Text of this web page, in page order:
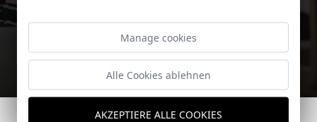
Manage cookies
Alle Cookies ablehnen
AKZEPTIERE ALLE COOKIES